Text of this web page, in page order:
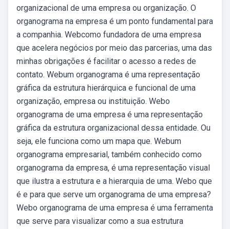
organizacional de uma empresa ou organização. O
organograma na empresa é um ponto fundamental para
a companhia. Webcomo fundadora de uma empresa
que acelera negócios por meio das parcerias, uma das
minhas obrigações é facilitar o acesso a redes de
contato. Webum organograma é uma representação
gráfica da estrutura hierárquica e funcional de uma
organização, empresa ou instituição. Webo
organograma de uma empresa é uma representação
gráfica da estrutura organizacional dessa entidade. Ou
seja, ele funciona como um mapa que. Webum
organograma empresarial, também conhecido como
organograma da empresa, é uma representação visual
que ilustra a estrutura e a hierarquia de uma. Webo que
é e para que serve um organograma de uma empresa?
Webo organograma de uma empresa é uma ferramenta
que serve para visualizar como a sua estrutura